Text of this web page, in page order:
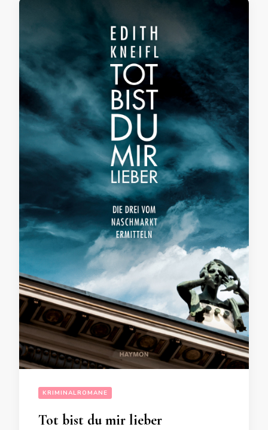
KRIMINALROMANE
Tot bist du mir lieber